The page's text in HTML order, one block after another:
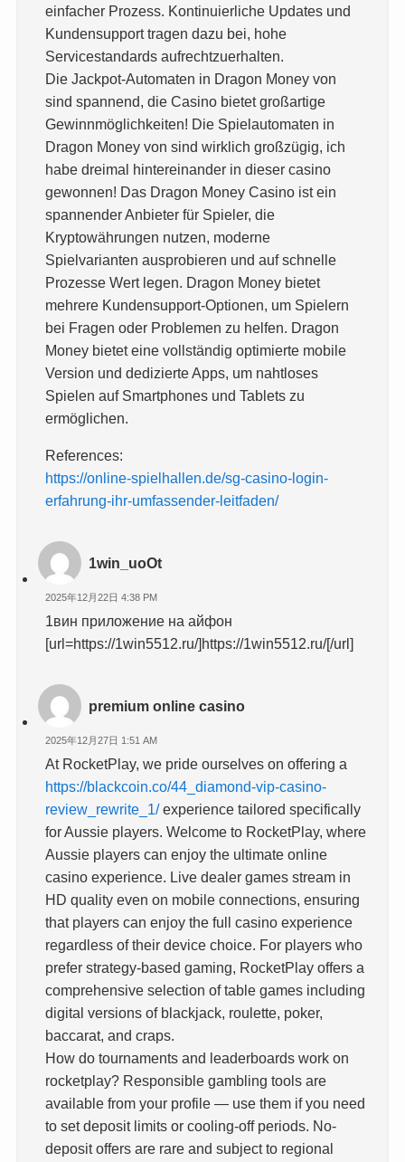
einfacher Prozess. Kontinuierliche Updates und
Kundensupport tragen dazu bei, hohe
Servicestandards aufrechtzuerhalten.
Die Jackpot-Automaten in Dragon Money von
sind spannend, die Casino bietet großartige
Gewinnmöglichkeiten! Die Spielautomaten in
Dragon Money von sind wirklich großzügig, ich
habe dreimal hintereinander in dieser casino
gewonnen! Das Dragon Money Casino ist ein
spannender Anbieter für Spieler, die
Kryptowährungen nutzen, moderne
Spielvarianten ausprobieren und auf schnelle
Prozesse Wert legen. Dragon Money bietet
mehrere Kundensupport-Optionen, um Spielern
bei Fragen oder Problemen zu helfen. Dragon
Money bietet eine vollständig optimierte mobile
Version und dedizierte Apps, um nahtloses
Spielen auf Smartphones und Tablets zu
ermöglichen.
References:
https://online-spielhallen.de/sg-casino-login-
erfahrung-ihr-umfassender-leitfaden/
1win_uoOt
2025年12月22日 4:38 PM
1вин приложение на айфон
[url=https://1win5512.ru/]https://1win5512.ru/[/url]
premium online casino
2025年12月27日 1:51 AM
At RocketPlay, we pride ourselves on offering a
https://blackcoin.co/44_diamond-vip-casino-
review_rewrite_1/experience tailored specifically
for Aussie players. Welcome to RocketPlay, where
Aussie players can enjoy the ultimate online
casino experience. Live dealer games stream in
HD quality even on mobile connections, ensuring
that players can enjoy the full casino experience
regardless of their device choice. For players who
prefer strategy-based gaming, RocketPlay offers a
comprehensive selection of table games including
digital versions of blackjack, roulette, poker,
baccarat, and craps.
How do tournaments and leaderboards work on
rocketplay? Responsible gambling tools are
available from your profile — use them if you need
to set deposit limits or cooling-off periods. No-
deposit offers are rare and subject to regional